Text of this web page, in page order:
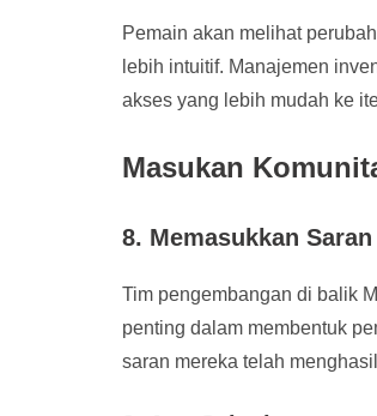
Pemain akan melihat
lebih intuitif. Manajemen
akses yang lebih mudah ke
Masukan
8. Memasukkan
Tim pengembangan di balik
penting dalam membentuk
saran mereka telah